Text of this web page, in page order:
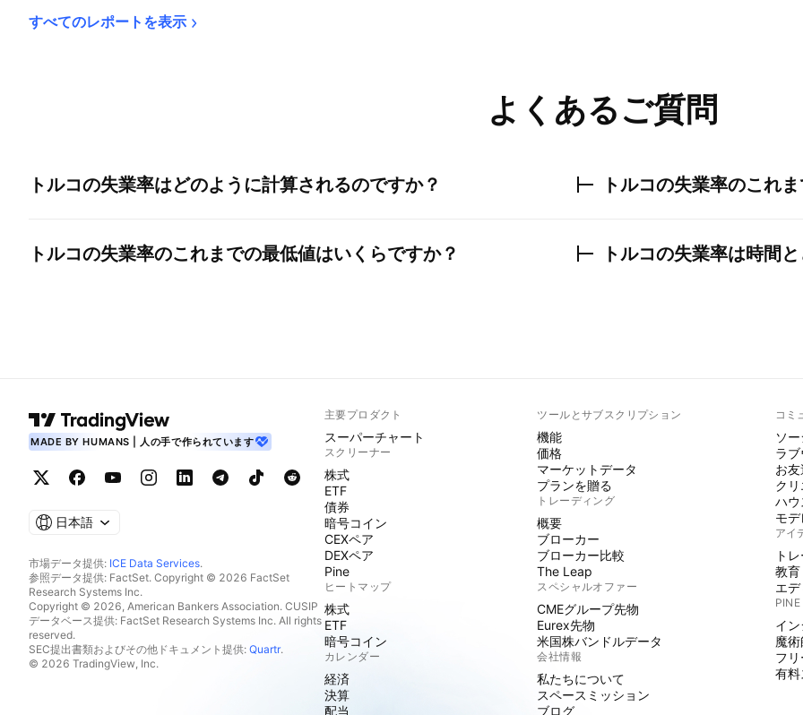
すべてのレポートを表示
よくあるご質問
トルコの失業率はどのように計算されるのですか？
トルコの失業率のこれまでの最低値はいくらですか？
トルコの失業率のこれ
トルコの失業率は時間
MADE BY HUMANS | 人の手で作られています
日本語
市場データ提供: ICE Data Services.
参照データ提供: FactSet. Copyright © 2026 FactSet
Research Systems Inc.
Copyright © 2026, American Bankers Association. CUSIP
データベース提供: FactSet Research Systems Inc. All rights
reserved.
SEC提出書類およびその他ドキュメント提供: Quartr.
© 2026 TradingView, Inc.
主要プロダクト
スーパーチャート
スクリーナー
株式
ETF
債券
暗号コイン
CEXペア
DEXペア
Pine
ヒートマップ
株式
ETF
暗号コイン
カレンダー
経済
決算
配当
ツールとサブスクリプション
機能
価格
マーケットデータ
プランを贈る
トレーディング
概要
ブローカー
ブローカー比較
The Leap
スペシャルオファー
CMEグループ先物
Eurex先物
米国株バンドルデータ
会社情報
私たちについて
スペースミッション
ブログ
コミ
ソ
ラ
お
ク
ハウ
モ
アイ
ト
教育
エ
イ
魔術
フ
有料